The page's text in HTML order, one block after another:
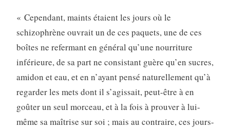
« Cependant, maints étaient les jours où le
schizophrène ouvrait un de ces paquets, une de ces
boîtes ne refermant en général qu’une nourriture
inférieure, de sa part ne consistant guère qu’en sucres,
amidon et eau, et en n’ayant pensé naturellement qu’à
regarder les mets dont il s’agissait, peut-être à en
goûter un seul morceau, et à la fois à prouver à lui-
même sa maîtrise sur soi ; mais au contraire, ces jours-